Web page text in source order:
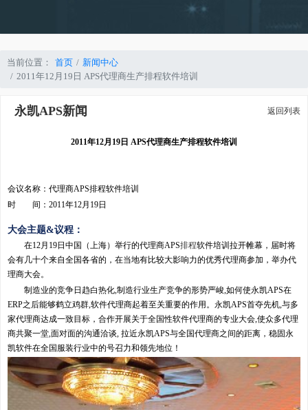
当前位置： 首页
新闻中心
2011年12月19日 APS代理商生产排程软件培训
永凯APS新闻 返回列表
2011年12月19日 APS代理商生产排程软件培训
会议名称：代理商APS排程软件培训
时 间：2011年12月19日
大会主题&议程：
在12月19日中国（上海）举行的代理商APS排程软件培训拉开帷幕，届时将
会有几十个来自全国各省的，在当地有比较大影响力的优秀代理商参加，举办代
理商大会。
制造业的竞争日趋白热化,制造行业生产竞争的形势严峻,如何使永凯APS在
ERP之后能够鹤立鸡群,软件代理商起着至关重要的作用。永凯APS首夺先机,与多
家代理商达成一致目标，合作开展关于全国性软件代理商的专业大会,使众多代理
商共聚一堂,面对面的沟通洽谈, 拉近永凯APS与全国代理商之间的距离，稳固永
凯软件在全国服装行业中的号召力和领先地位！